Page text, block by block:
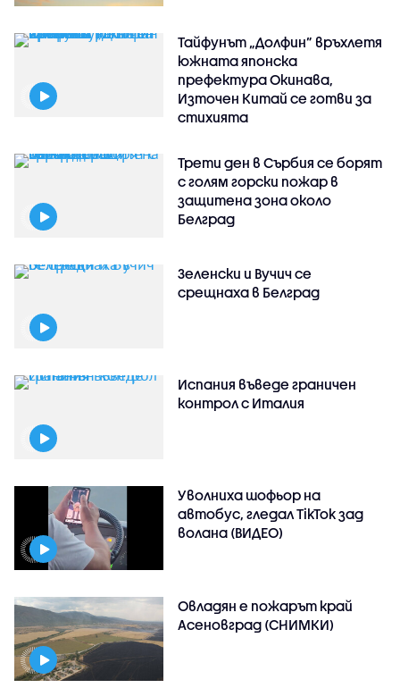
Тайфунът „Долфин” връхлетя
южната японска
префектура Окинава,
Източен Китай се готви за
стихията
Трети ден в Сърбия се борят
с голям горски пожар в
защитена зона около
Белград
Зеленски и Вучич се
срещнаха в Белград
Испания въведе граничен
контрол с Италия
Уволниха шофьор на
автобус, гледал TikTok зад
волана (ВИДЕО)
Овладян е пожарът край
Асеновград (СНИМКИ)